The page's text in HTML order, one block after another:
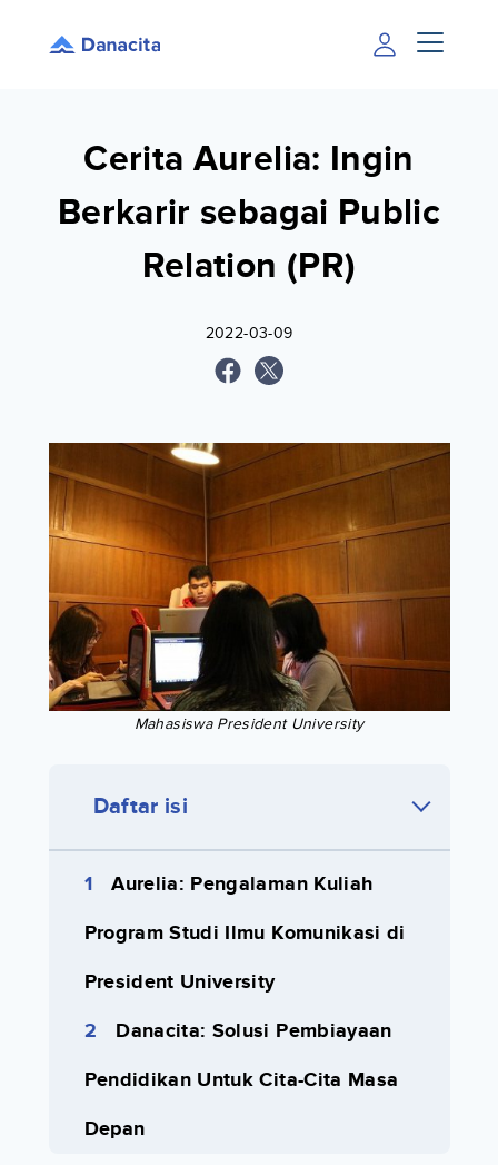
Cerita Aurelia: Ingin
Berkarir sebagai Public
Relation (PR)
2022-03-09
Mahasiswa President University
Daftar isi
Aurelia: Pengalaman Kuliah
Program Studi Ilmu Komunikasi di
President University
Danacita: Solusi Pembiayaan
Pendidikan Untuk Cita-Cita Masa
Depan